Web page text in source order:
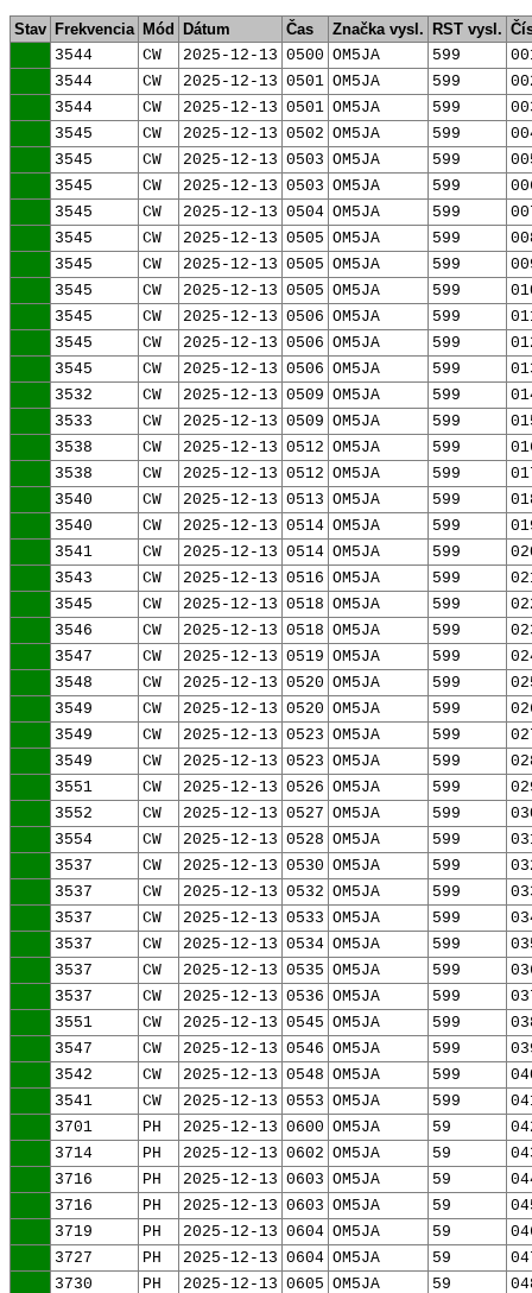
Stav Frekvencia Mód Dátum Čas Značka vysl. RST vysl.
3544
CW 2025-12-13 0500 OM5JA 599
3544
CW 2025-12-13 0501 OM5JA 599
3544
CW 2025-12-13 0501 OM5JA 599
3545
CW 2025-12-13 0502 OM5JA 599
3545
CW 2025-12-13 0503 OM5JA 599
3545
CW 2025-12-13 0503 OM5JA 599
3545
CW 2025-12-13 0504 OM5JA 599
3545
CW 2025-12-13 0505 OM5JA 599
3545
CW 2025-12-13 0505 OM5JA 599
3545
CW 2025-12-13 0505 OM5JA 599
3545
CW 2025-12-13 0506 OM5JA 599
3545
CW 2025-12-13 0506 OM5JA 599
3545
CW 2025-12-13 0506 OM5JA 599
3532
CW 2025-12-13 0509 OM5JA 599
3533
CW 2025-12-13 0509 OM5JA 599
3538
CW 2025-12-13 0512 OM5JA 599
3538
CW 2025-12-13 0512 OM5JA 599
3540
CW 2025-12-13 0513 OM5JA 599
3540
CW 2025-12-13 0514 OM5JA 599
3541
CW 2025-12-13 0514 OM5JA 599
3543
CW 2025-12-13 0516 OM5JA 599
3545
CW 2025-12-13 0518 OM5JA 599
3546
CW 2025-12-13 0518 OM5JA 599
3547
CW 2025-12-13 0519 OM5JA 599
3548
CW 2025-12-13 0520 OM5JA 599
3549
CW 2025-12-13 0520 OM5JA 599
3549
CW 2025-12-13 0523 OM5JA 599
3549
CW 2025-12-13 0523 OM5JA 599
3551
CW 2025-12-13 0526 OM5JA 599
3552
CW 2025-12-13 0527 OM5JA 599
3554
CW 2025-12-13 0528 OM5JA 599
3537
CW 2025-12-13 0530 OM5JA 599
3537
CW 2025-12-13 0532 OM5JA 599
3537
CW 2025-12-13 0533 OM5JA 599
3537
CW 2025-12-13 0534 OM5JA 599
3537
CW 2025-12-13 0535 OM5JA 599
3537
CW 2025-12-13 0536 OM5JA 599
3551
CW 2025-12-13 0545 OM5JA 599
3547
CW 2025-12-13 0546 OM5JA 599
3542
CW 2025-12-13 0548 OM5JA 599
3541
CW 2025-12-13 0553 OM5JA 599
3701
PH 2025-12-13 0600 OM5JA 59
3714
PH 2025-12-13 0602 OM5JA 59
3716
PH 2025-12-13 0603 OM5JA 59
3716
PH 2025-12-13 0603 OM5JA 59
3719
PH 2025-12-13 0604 OM5JA 59
3727
PH 2025-12-13 0604 OM5JA 59
3730
PH 2025-12-13 0605 OM5JA 59